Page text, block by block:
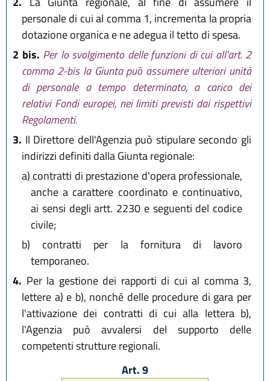
personale di cui al comma 1, incrementa la propria
dotazione organica e ne adegua il tetto di spesa.
2 bis. Per lo svolgimento delle funzioni di cui all'art. 2
comma 2-bis la Giunta può assumere ulteriori unità
di personale a tempo determinato, a carico dei
relativi Fondi europei, nei limiti previsti dai rispettivi
Regolamenti.
3. Il Direttore dell'Agenzia può stipulare secondo gli
indirizzi definiti dalla Giunta regionale:
a) contratti di prestazione d'opera professionale,
anche a carattere coordinato e continuativo,
ai sensi degli artt. 2230 e seguenti del codice
civile;
b) contratti per la fornitura di lavoro
temporaneo.
4. Per la gestione dei rapporti di cui al comma 3,
lettere a) e b), nonché delle procedure di gara per
l'attivazione dei contratti di cui alla lettera b),
l'Agenzia può avvalersi del supporto delle
competenti strutture regionali.
Art. 9